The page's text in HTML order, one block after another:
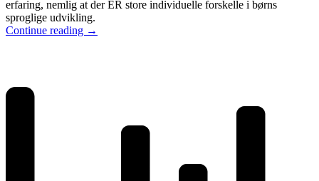
erfaring, nemlig at der ER store individuelle forskelle i børns
sproglige udvikling.
Continue reading →